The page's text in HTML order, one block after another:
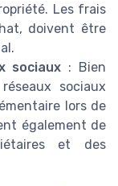
Les frais
doivent être
sociaux : Bien
sociaux
lors de
également de
et des